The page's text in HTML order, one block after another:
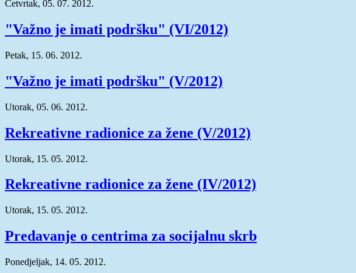
Četvrtak, 05. 07. 2012.
"Važno je imati podršku" (VI/2012)
Petak, 15. 06. 2012.
"Važno je imati podršku" (V/2012)
Utorak, 05. 06. 2012.
Rekreativne radionice za žene (V/2012)
Utorak, 15. 05. 2012.
Rekreativne radionice za žene (IV/2012)
Utorak, 15. 05. 2012.
Predavanje o centrima za socijalnu skrb
Ponedjeljak, 14. 05. 2012.